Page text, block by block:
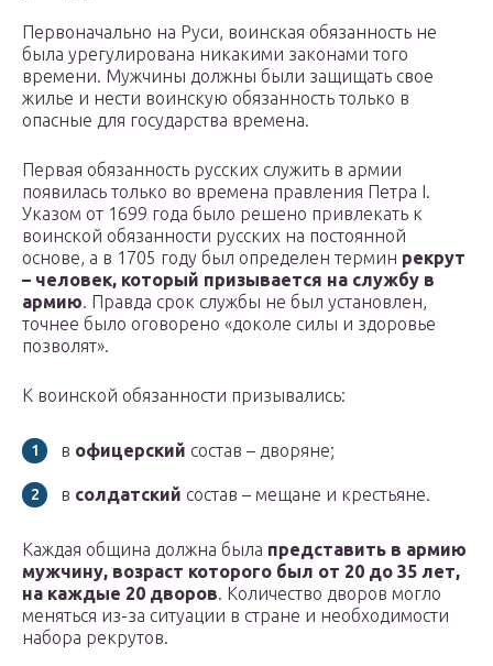
Первоначально на Руси, воинская обязанность не
была урегулирована никакими законами того
времени. Мужчины должны были защищать свое
жилье и нести воинскую обязанность только в
опасные для государства времена.
Первая обязанность русских служить в армии
появилась только во времена правления Петра I.
Указом от 1699 года было решено привлекать к
воинской обязанности русских на постоянной
основе, а в 1705 году был определен термин рекрут
– человек, который призывается на службу в
армию. Правда срок службы не был установлен,
точнее было оговорено «доколе силы и здоровье
позволят».
К воинской обязанности призывались:
в офицерский состав – дворяне;
в солдатский состав – мещане и крестьяне.
Каждая община должна была представить в армию
мужчину, возраст которого был от 20 до 35 лет,
на каждые 20 дворов. Количество дворов могло
меняться из-за ситуации в стране и необходимости
набора рекрутов.